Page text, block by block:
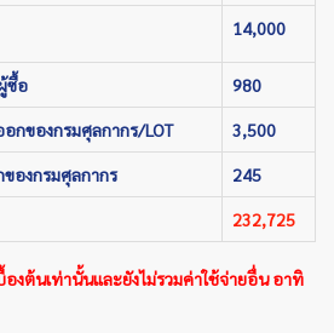
14,000
ซื้อ 980
กของกรมศุลกากร/LOT 3,500
ของกรมศุลกากร 245
232,725
องต้นเท่านั้นและยังไม่รวมค่าใช้จ่ายอื่น อาทิ